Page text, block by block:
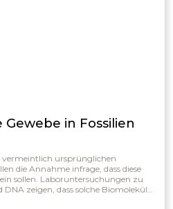
in Fossilien
vermeintlich ursprünglichen
die Annahme infrage, dass diese
sollen. Laboruntersuchungen zu
zeigen, dass solche Biomoleküle